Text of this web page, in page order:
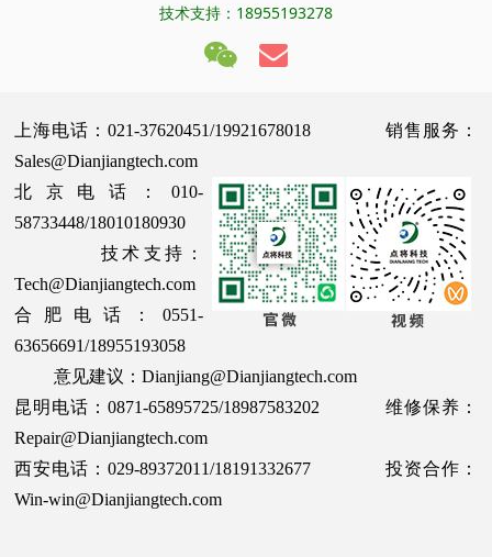
技术支持：18955193278
上海电话：021-37620451/19921678018 销售服务：
Sales@Dianjiangtech.com
北京电话：010-
58733448/18010180930
技术支持：
Tech@Dianjiangtech.com
合肥电话：0551-
63656691/18955193058
意见建议：Dianjiang@Dianjiangtech.com
昆明电话：0871-65895725/18987583202 维修保养：
Repair@Dianjiangtech.com
西安电话：029-89372011/18191332677 投资合作：
Win-win@Dianjiangtech.com